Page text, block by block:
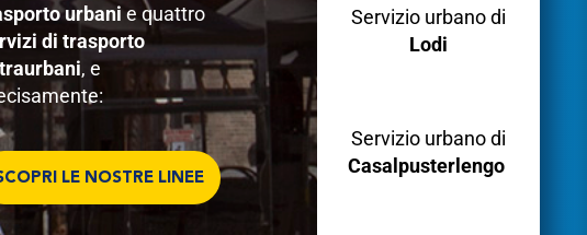
urbani e quattro
di trasporto
, e
LE NOSTRE LINEE
Servizio urbano di
Lodi
Servizio urbano di
Casalpusterlengo